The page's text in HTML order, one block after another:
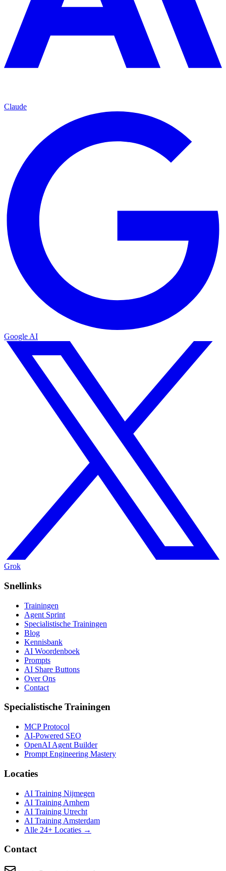
Claude
Google AI
Grok
Snellinks
Trainingen
Agent Sprint
Specialistische Trainingen
Blog
Kennisbank
AI Woordenboek
Prompts
AI Share Buttons
Over Ons
Contact
Specialistische Trainingen
MCP Protocol
AI-Powered SEO
OpenAI Agent Builder
Prompt Engineering Mastery
Locaties
AI Training Nijmegen
AI Training Arnhem
AI Training Utrecht
AI Training Amsterdam
Alle 24+ Locaties →
Contact